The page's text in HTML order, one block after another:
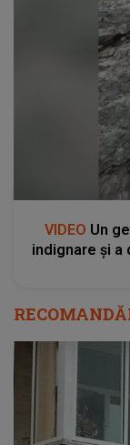
VIDEO Un
indignare și a